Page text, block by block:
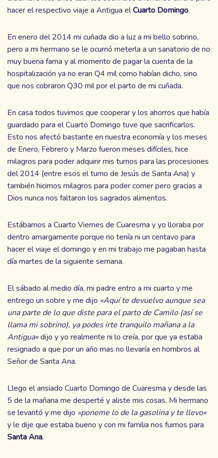
hacer el respectivo viaje a Antigua elCuarto Domingo.
En enero del 2014 mi cuñada dio a luz a mi bello sobrino,
pero a mi hermano se le ocurrió meterla a un sanatorio de no
muy buena fama y al momento de pagar la cuenta de la
hospitalización ya no eran Q4 mil como habían dicho, sino
que nos cobraron Q30 mil por el parto de mi cuñada.
En casa todos tuvimos que cooperar y los ahorros que había
guardado para el Cuarto Domingo tuve que sacrificarlos.
Esto nos afectó bastante en nuestra economía y los meses
de Enero, Febrero y Marzo fueron meses difíciles, hice
milagros para poder adquirir mis turnos para las procesiones
del 2014 (entre esos el turno de Jesús de Santa Ana) y
también hicimos milagros para poder comer pero gracias a
Dios nunca nos faltaron los sagrados alimentos.
Estábamos a Cuarto Viernes de Cuaresma y yo lloraba por
dentro amargamente porque no tenía ni un centavo para
hacer el viaje el domingo y en mi trabajo me pagaban hasta
día martes de la siguiente semana.
El sábado al medio día, mi padre entro a mi cuarto y me
entrego un sobre y me dijo «Aquí te devuelvo aunque sea
una parte de lo que diste para el parto de Camilo (así se
llama mi sobrino), ya podes irte tranquilo mañana a la
Antigua»dijo y yo realmente ni lo creía, por que ya estaba
resignado a que por un año mas no llevaría en hombros al
Señor de Santa Ana.
Llego el ansiado Cuarto Domingo de Cuaresma y desde las
5 de la mañana me desperté y aliste mis cosas. Mi hermano
se levantó y me dijo «poneme lo de la gasolina y te llevo»
y le dije que estaba bueno y con mi familia nos fuimos para
SantaAna.